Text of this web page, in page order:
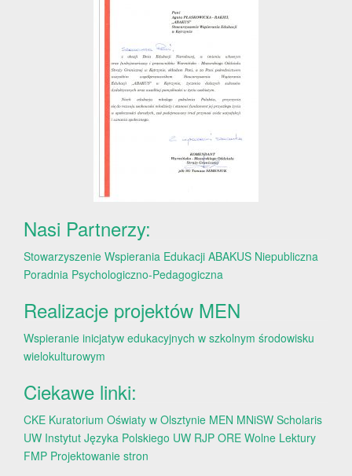
Nasi Partnerzy:
Stowarzyszenie Wspierania Edukacji ABAKUS Niepubliczna
Poradnia Psychologiczno-Pedagogiczna
Realizacje projektów MEN
Wspieranie inicjatyw edukacyjnych w szkolnym środowisku
wielokulturowym
Ciekawe linki:
CKE Kuratorium Oświaty w Olsztynie MEN MNiSW Scholaris
UW Instytut Języka Polskiego UW RJP ORE Wolne Lektury
FMP Projektowanie stron